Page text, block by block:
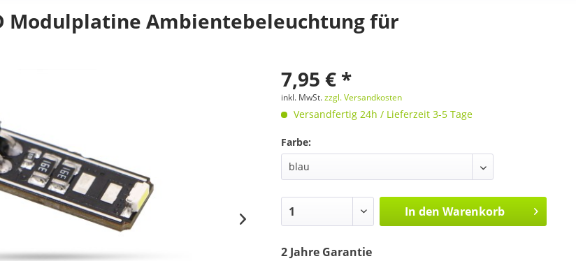
Modulplatine Ambientebeleuchtung für
7,95 € *
inkl. MwSt.zzgl. Versandkosten
Versandfertig 24h / Lieferzeit 3-5 Tage
Farbe:
In den Warenkorb
2 Jahre Garantie